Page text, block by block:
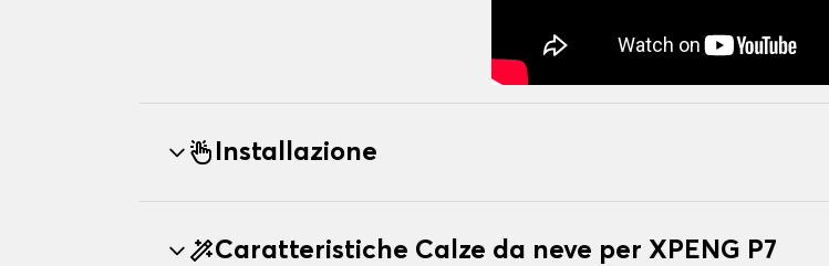
Installazione
Caratteristiche Calze da neve per XPENG P7